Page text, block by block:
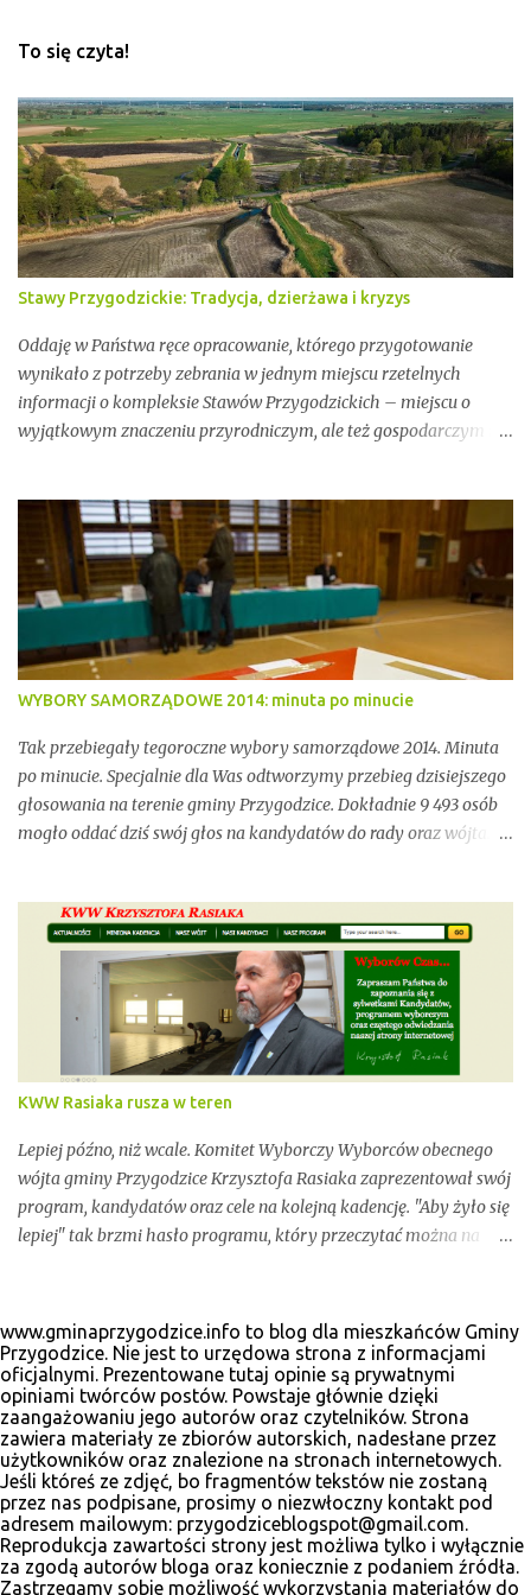
To się czyta!
Stawy Przygodzickie: Tradycja, dzierżawa i kryzys
Oddaję w Państwa ręce opracowanie, którego przygotowanie
wynikało z potrzeby zebrania w jednym miejscu rzetelnych
informacji o kompleksie Stawów Przygodzickich – miejscu o
wyjątkowym znaczeniu przyrodniczym, ale też gospodarczym i
elementem ekosystemu Doliny Baryczy. W ostatnich latach stały
się jednak również przedmiotem konfliktów, napięć i realnych
zagrożeń związanych z brakiem ciągłości dzierżawy oraz
niewystarczającym wsparciem instytucjonalnym.
WYBORY SAMORZĄDOWE 2014: minuta po minucie
Tak przebiegały tegoroczne wybory samorządowe 2014. Minuta
po minucie. Specjalnie dla Was odtworzymy przebieg dzisiejszego
głosowania na terenie gminy Przygodzice. Dokładnie 9 493 osób
mogło oddać dziś swój głos na kandydatów do rady oraz wójta.
uważać. Incydentów podczas głosowania nie brakowało.
Wszystko zawarte zostanie w poniższym kalendarium.
Zaczynamy! Wystarczy, że odświeżysz stronę, a kolejne newsy
pojawią się w tym poście. Pozostańmy w stałym kontakcie.
KWW Rasiaka rusza w teren
Lepiej późno, niż wcale. Komitet Wyborczy Wyborców obecnego
wójta gminy Przygodzice Krzysztofa Rasiaka zaprezentował swój
program, kandydatów oraz cele na kolejną kadencję. "Aby żyło się
lepiej" tak brzmi hasło programu, który przeczytać można na
mijającej kadencji 2010-2014, wcześniej był członkiem zarządu
powiatu ostrowskiego i wicestarostą. Wśród kandydatów na
radnych gminnych zobaczyć wiele dobrze znanych postaci, ale
także nowe twarze. Poniżej materiały wyborcze, które udało nam
się zebrać.
www.gminaprzygodzice.info to blog dla mieszkańców Gminy
Przygodzice. Nie jest to urzędowa strona z informacjami
oficjalnymi. Prezentowane tutaj opinie są prywatnymi
opiniami twórców postów. Powstaje głównie dzięki
zaangażowaniu jego autorów oraz czytelników. Strona
zawiera materiały ze zbiorów autorskich, nadesłane przez
użytkowników oraz znalezione na stronach internetowych.
Jeśli któreś ze zdjęć, bo fragmentów tekstów nie zostaną
przez nas podpisane, prosimy o niezwłoczny kontakt pod
adresem mailowym: przygodziceblogspot@gmail.com.
Reprodukcja zawartości strony jest możliwa tylko i wyłącznie
za zgodą autorów bloga oraz koniecznie z podaniem źródła.
Zastrzegamy sobie możliwość wykorzystania materiałów do